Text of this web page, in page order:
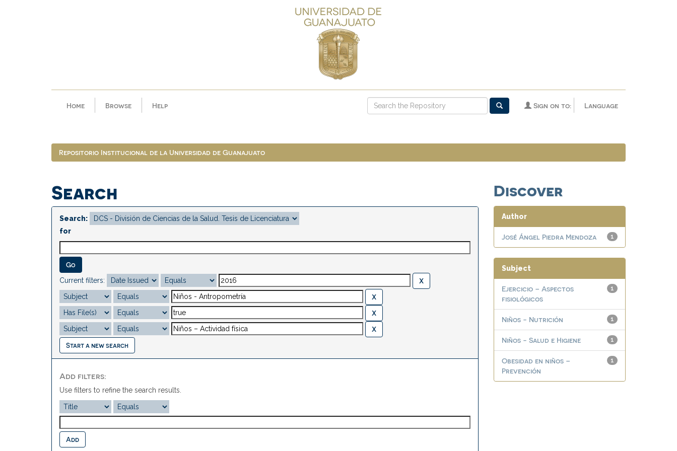
Home Browse Help Language
Sign on to:
Repositorio Institucional de la Universidad de Guanajuato
Search
Search:
for
Current filters:
Start a new search
Add filters:
Use filters to refine the search results.
Discover
Author
1
José Ángel Piedra Mendoza
Subject
1
Ejercicio – Aspectos
fisiológicos
1
Niños - Nutrición
1
Niños - Salud e Higiene
1
Obesidad en niños –
Prevención